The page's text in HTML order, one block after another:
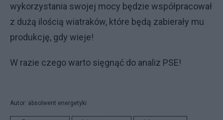
wykorzystania swojej mocy będzie współpracował
z dużą ilością wiatraków, które będą zabierały mu
produkcję, gdy wieje!
W razie czego warto sięgnąć do analiz PSE!
Autor: absolwent energetyki